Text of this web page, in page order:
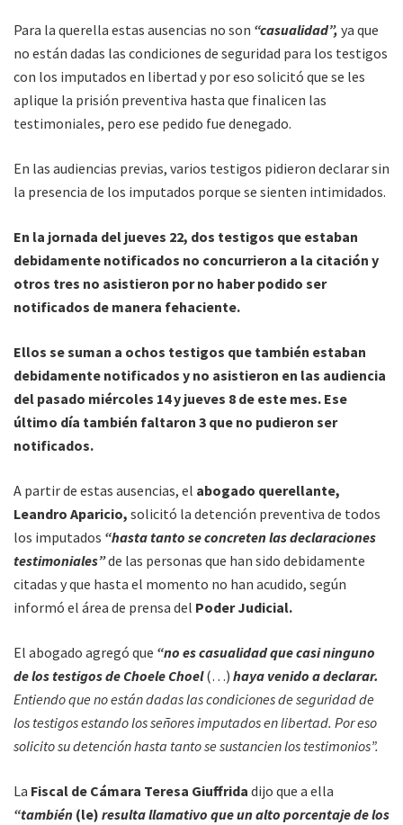
Para la querella estas ausencias no son “casualidad”, ya que
no están dadas las condiciones de seguridad para los testigos
con los imputados en libertad y por eso solicitó que se les
aplique la prisión preventiva hasta que finalicen las
testimoniales, pero ese pedido fue denegado.
En las audiencias previas, varios testigos pidieron declarar sin
la presencia de los imputados porque se sienten intimidados.
En la jornada del jueves 22, dos testigos que estaban
debidamente notificados no concurrieron a la citación y
otros tres no asistieron por no haber podido ser
notificados de manera fehaciente.
Ellos se suman a ochos testigos que también estaban
debidamente notificados y no asistieron en las audiencia
del pasado miércoles 14 y jueves 8 de este mes. Ese
último día también faltaron 3 que no pudieron ser
notificados.
A partir de estas ausencias, el abogado querellante,
Leandro Aparicio, solicitó la detención preventiva de todos
los imputados “hasta tanto se concreten las declaraciones
testimoniales”de las personas que han sido debidamente
citadas y que hasta el momento no han acudido, según
informó el área de prensa del Poder Judicial.
El abogado agregó que “no es casualidad que casi ninguno
de los testigos de Choele Choel(…) haya venido a declarar.
Entiendo que no están dadas las condiciones de seguridad de
los testigos estando los señores imputados en libertad. Por eso
solicito su detención hasta tanto se sustancien los testimonios”.
La Fiscal de Cámara Teresa Giuffrida dijo que a ella
“también (le) resulta llamativo que un alto porcentaje de los